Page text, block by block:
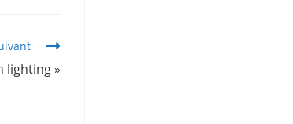
lighting »